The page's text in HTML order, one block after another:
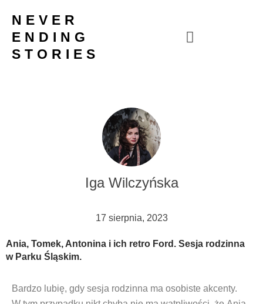
treści
NEVER
ENDING
STORIES
Iga Wilczyńska
17 sierpnia, 2023
Ania, Tomek, Antonina i ich retro Ford. Sesja rodzinna
w Parku Śląskim.
Bardzo lubię, gdy sesja rodzinna ma osobiste akcenty.